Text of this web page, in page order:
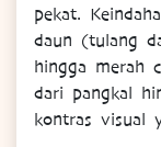
pekat.
daun (tulang
hingga merah
dari pangkal
kontras visual